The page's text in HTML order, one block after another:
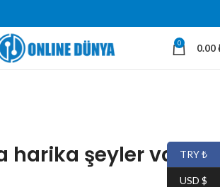
0 0.00
harika şeyler varTRY ₺
USD $